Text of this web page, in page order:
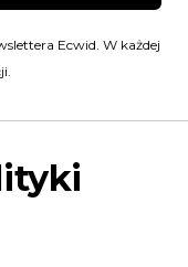
Ecwid. W każdej